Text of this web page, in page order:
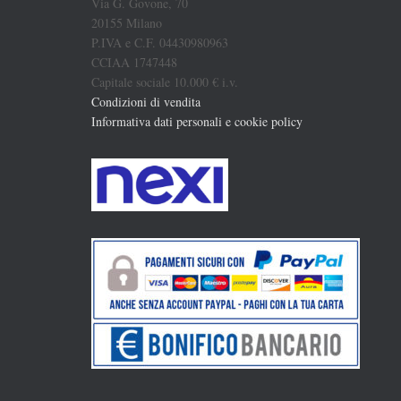
20155 Milano
P.IVA e C.F. 04430980963
CCIAA 1747448
Capitale sociale 10.000 € i.v.
Condizioni di vendita
Informativa dati personali e cookie policy